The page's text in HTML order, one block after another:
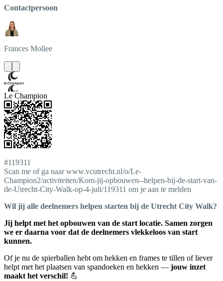
Contactpersoon
Frances Mollee
Le Champion
#119311
Scan me of ga naar www.vcutrecht.nl/o/Le-
Champion2/activiteiten/Kom-jij-opbouwen--helpen-bij-de-start-van-
de-Utrecht-City-Walk-op-4-juli/119311 om je aan te melden
Wil jij alle deelnemers helpen starten bij de Utrecht City Walk?
Jij helpt met het opbouwen van de start locatie. Samen zorgen
we er daarna voor dat de deelnemers vlekkeloos van start
kunnen.
Of je nu de spierballen hebt om hekken en frames te tillen of liever
helpt met het plaatsen van spandoeken en hekken — jouw inzet
maakt het verschil! 💪